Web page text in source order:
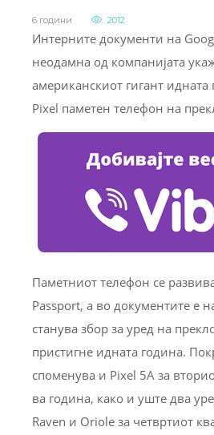
6 години 2012
Интерните документи на
неодамна од компанијата
американскиот гигант идната
Pixel паметен телефон на
Паметниот телефон се
Passport, а во документите е
станува збор за уред на
пристигне идната година.
споменува и Pixel 5A за
ва година, како и уште два
Raven и Oriole за четвртиот